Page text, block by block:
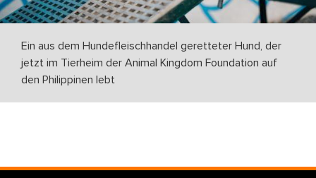
Ein aus dem Hundefleischhandel geretteter Hund, der
jetzt im Tierheim der Animal Kingdom Foundation auf
den Philippinen lebt